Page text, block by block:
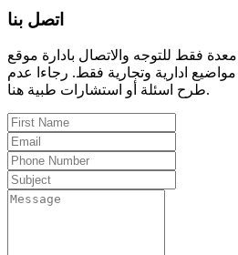
اتصل بنا
معدة فقط للتوجه والاتصال بادارة موقع
ادارية وتجارية فقط. رجاءا عدم
طرح اسئلة أو استشارات طبية هنا.